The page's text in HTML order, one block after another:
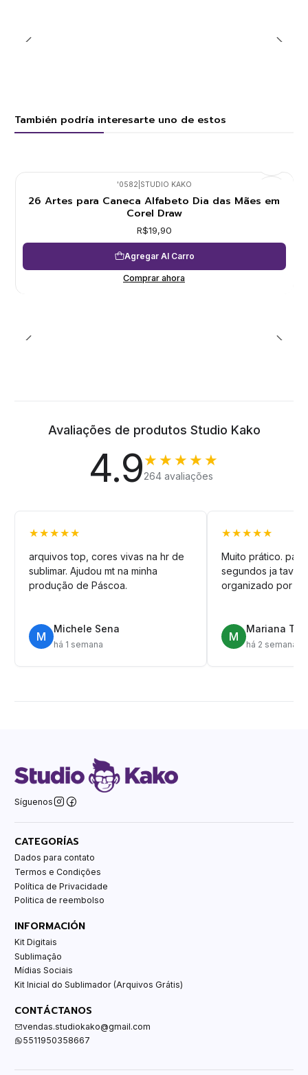
También podría interesarte uno de estos
'0582 STUDIO KAKO
26 Artes para Caneca Alfabeto Dia das Mães em
Corel Draw
R$19,90
Agregar Al Carro
Comprar ahora
Avaliações de produtos Studio Kako
4.9★★★★★
264 avaliações
★★★★★
arquivos top, cores vivas na hr de
sublimar. Ajudou mt na minha
produção de Páscoa.
M
Michele Sena
há 1 semana
★★★★★
Muito prático.
segundos ja tava
organizado por
M
Mariana T.
há 2 semanas
Síguenos
CATEGORÍAS
Dados para contato
Termos e Condições
Política de Privacidade
Politica de reembolso
INFORMACIÓN
Kit Digitais
Sublimação
Mídias Sociais
Kit Inicial do Sublimador (Arquivos Grátis)
CONTÁCTANOS
vendas.studiokako@gmail.com
5511950358667